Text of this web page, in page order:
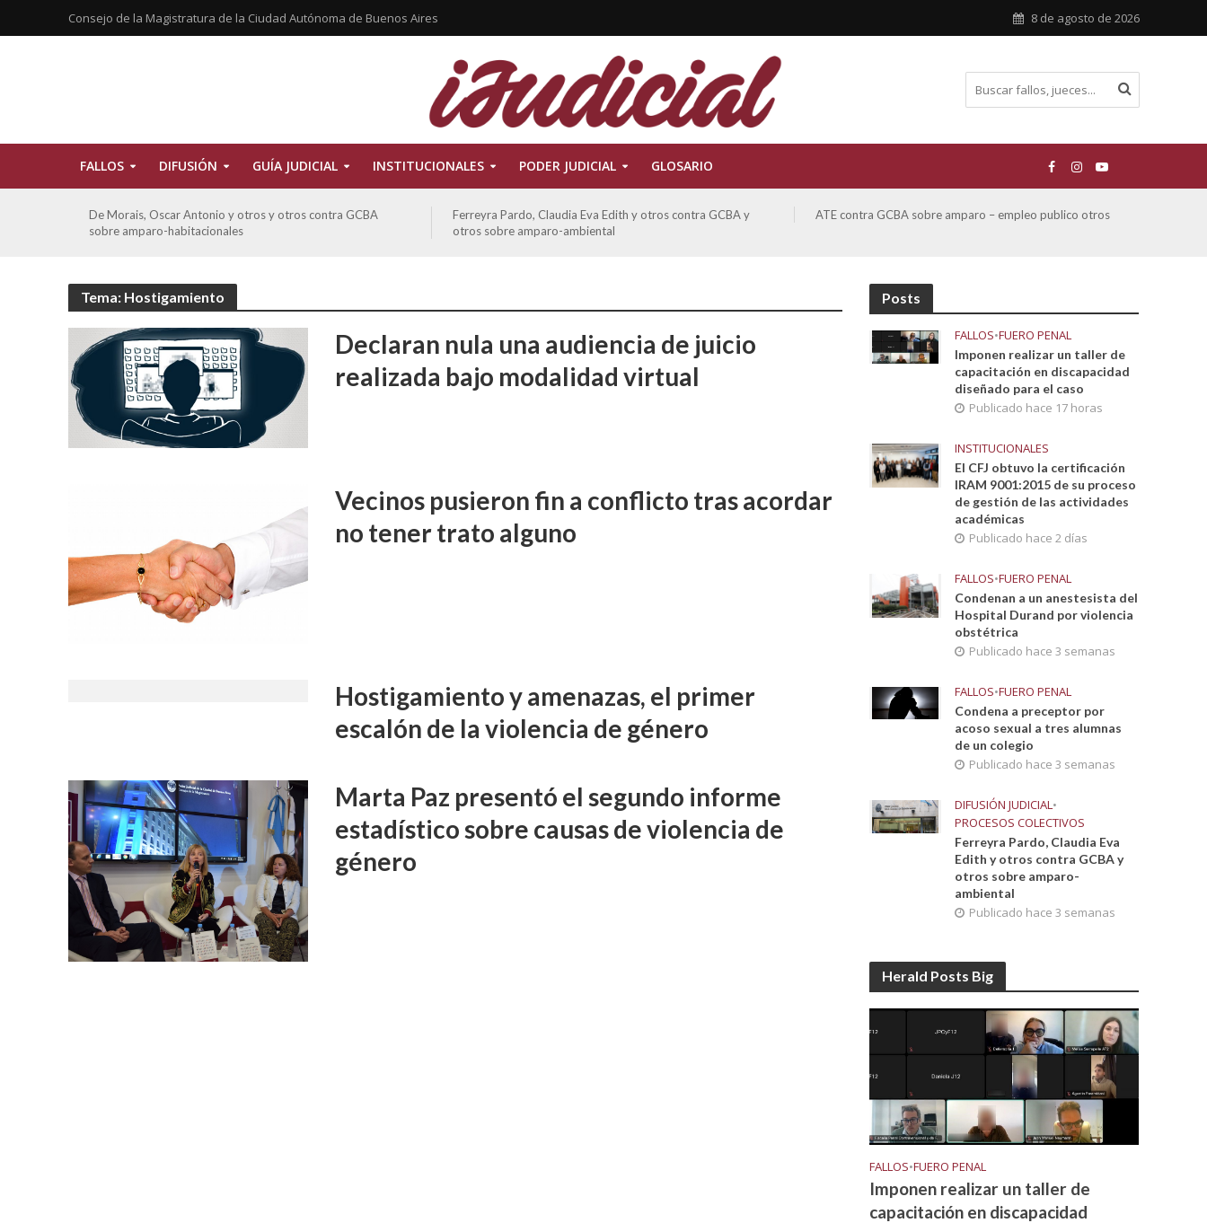
Consejo de la Magistratura de la Ciudad Autónoma de Buenos Aires 8 de agosto de 2026
FALLOS DIFUSIÓN GUÍA JUDICIAL INSTITUCIONALES PODER JUDICIAL GLOSARIO
De Morais, Oscar Antonio y otros y otros contra GCBA
sobre amparo-habitacionales
Ferreyra Pardo, Claudia Eva Edith y otros contra GCBA y
otros sobre amparo-ambiental
ATE contra GCBA sobre amparo – empleo publico otros
Tema: Hostigamiento
Declaran nula una audiencia de juicio
realizada bajo modalidad virtual
Vecinos pusieron fin a conflicto tras acordar
no tener trato alguno
Hostigamiento y amenazas, el primer
escalón de la violencia de género
Marta Paz presentó el segundo informe
estadístico sobre causas de violencia de
género
Posts
FALLOS•FUERO PENAL
Imponen realizar un taller de
capacitación en discapacidad
diseñado para el caso
Publicado hace 17 horas
INSTITUCIONALES
El CFJ obtuvo la certificación
IRAM 9001:2015 de su proceso
de gestión de las actividades
académicas
Publicado hace 2 días
FALLOS•FUERO PENAL
Condenan a un anestesista del
Hospital Durand por violencia
obstétrica
Publicado hace 3 semanas
FALLOS•FUERO PENAL
Condena a preceptor por
acoso sexual a tres alumnas
de un colegio
Publicado hace 3 semanas
DIFUSIÓN JUDICIAL•
PROCESOS COLECTIVOS
Ferreyra Pardo, Claudia Eva
Edith y otros contra GCBA y
otros sobre amparo-
ambiental
Publicado hace 3 semanas
Herald Posts Big
FALLOS•FUERO PENAL
Imponen realizar un taller de
capacitación en discapacidad